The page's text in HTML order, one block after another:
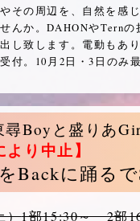
その周辺を、自然を感
んか。DAHONやTernの
し致します。電動もあ
付。10月2日・3日のみ
Boyと盛りあ
り中止】
Backに踊るで
）1部15:30～ 2部